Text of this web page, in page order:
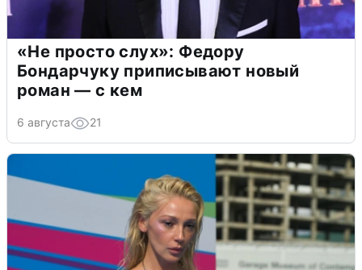
«Не просто слух»: Федору
Бондарчуку приписывают новый
роман — с кем
6 августа 21